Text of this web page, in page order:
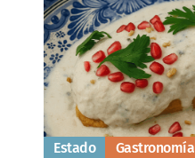
Estado Gastronomía